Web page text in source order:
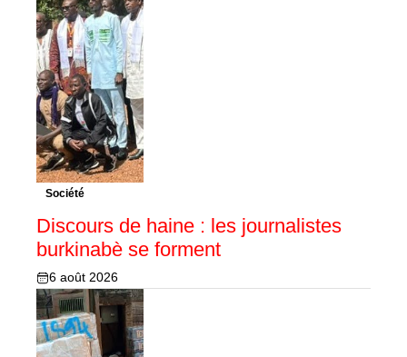
Société
Discours de haine : les journalistes
burkinabè se forment
6 août 2026